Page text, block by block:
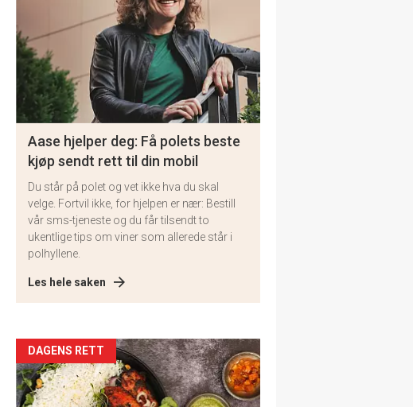
Aase hjelper deg: Få polets beste
kjøp sendt rett til din mobil
Du står på polet og vet ikke hva du skal
velge. Fortvil ikke, for hjelpen er nær: Bestill
vår sms-tjeneste og du får tilsendt to
ukentlige tips om viner som allerede står i
polhyllene.
Les hele saken
Artikler
detail
DAGENS RETT